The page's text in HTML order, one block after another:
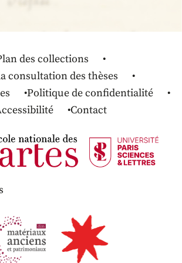
des collections
consultation des thèses
Politique de confidentialité
Contact